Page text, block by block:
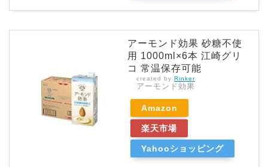
アーモンド効果 砂糖不使
用 1000ml×6本 江崎グリ
コ 常温保存可能
created by Rinker
アーモンド効果
Amazon
楽天市場
Yahooショッピング